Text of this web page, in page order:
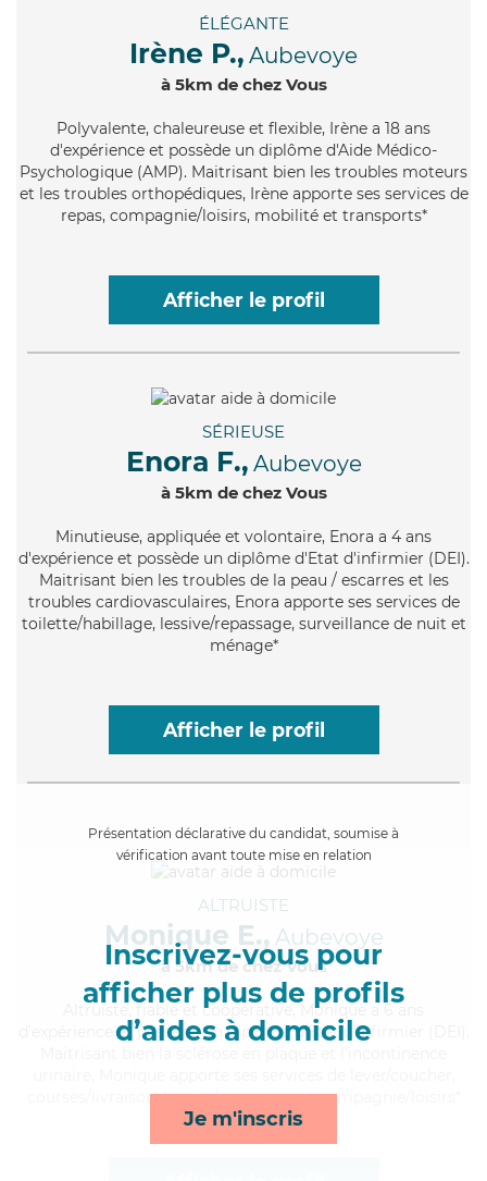
ÉLÉGANTE
Irène P., Aubevoye
à 5km de chez Vous
Polyvalente, chaleureuse et flexible, Irène a 18 ans
d'expérience et possède un diplôme d'Aide Médico-
Psychologique (AMP). Maitrisant bien les troubles moteurs
et les troubles orthopédiques, Irène apporte ses services de
repas, compagnie/loisirs, mobilité et transports*
Afficher le profil
SÉRIEUSE
Enora F., Aubevoye
à 5km de chez Vous
Minutieuse, appliquée et volontaire, Enora a 4 ans
d'expérience et possède un diplôme d'Etat d'infirmier (DEI).
Maitrisant bien les troubles de la peau / escarres et les
troubles cardiovasculaires, Enora apporte ses services de
toilette/habillage, lessive/repassage, surveillance de nuit et
ménage*
Afficher le profil
Présentation déclarative du candidat, soumise à
vérification avant toute mise en relation
Inscrivez-vous pour
afficher plus de profils
d’aides à domicile
Je m'inscris
ALTRUISTE
Monique E., Aubevoye
à 5km de chez Vous
, fiable et coopérative, Monique a 6 ans
d'expérience et possède un diplôme d'Etat d'infirmier (DEI).
courses/livraison, lessive/repassage et compagnie/loisirs*